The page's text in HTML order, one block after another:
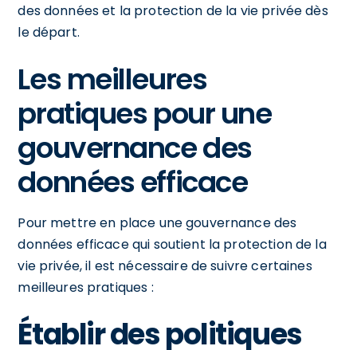
des données et la protection de la vie privée dès
le départ.
Les meilleures
pratiques pour une
gouvernance des
données efficace
Pour mettre en place une gouvernance des
données efficace qui soutient la protection de la
vie privée, il est nécessaire de suivre certaines
meilleures pratiques :
Établir des politiques